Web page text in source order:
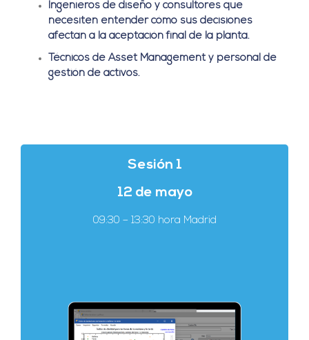
Ingenieros de diseño y consultores que
necesiten entender cómo sus decisiones
afectan a la aceptación final de la planta.
Técnicos de Asset Management y personal de
gestión de activos.
Sesión 1
12 de mayo
09:30 – 13:30 hora Madrid